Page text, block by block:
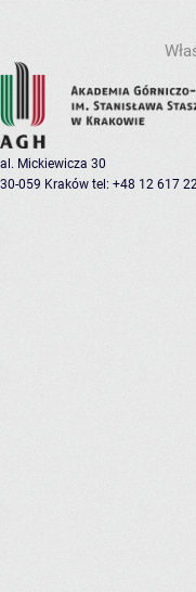
al. Mickiewicza 30
30-059 Kraków tel: +48 12 617